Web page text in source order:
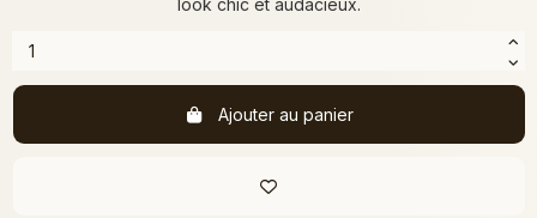
Ajouter au panier